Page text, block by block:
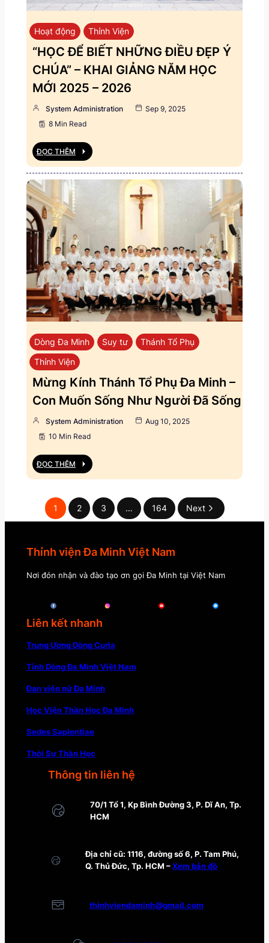
Hoạt động Thỉnh Viện
“HỌC ĐỂ BIẾT NHỮNG ĐIỀU ĐẸP Ý
CHÚA” – KHAI GIẢNG NĂM HỌC
MỚI 2025 – 2026
System Administration
Sep 9, 2025
8 Min Read
ĐỌC THÊM
Dòng Đa Minh Suy tư
Thánh Tổ Phụ
Thỉnh Viện
Mừng Kính Thánh Tổ Phụ Đa Minh –
Con Muốn Sống Như Người Đã Sống
System Administration
Aug 10, 2025
10 Min Read
ĐỌC THÊM
1 2 3 … 164 Next
Thỉnh viện Đa Minh Việt Nam
Nơi đón nhận và đào tạo ơn gọi Đa Minh tại Việt Nam
Liên kết nhanh
Trung Ương Dòng Curia
Tỉnh Dòng Đa Minh Việt Nam
Đan viện nữ Đa Minh
Học Viện Thần Học Đa Minh
Sedes Sapientiae
Thời Sự Thần Học
Thông tin liên hệ
70/1 Tổ 1, Kp Bình Đường 3, P. Dĩ An, Tp.
HCM
Địa chỉ cũ: 1116, đường số 6, P. Tam Phú,
Q. Thủ Đức, Tp. HCM –Xem bản đồ
thinhviendaminh@gmail.com